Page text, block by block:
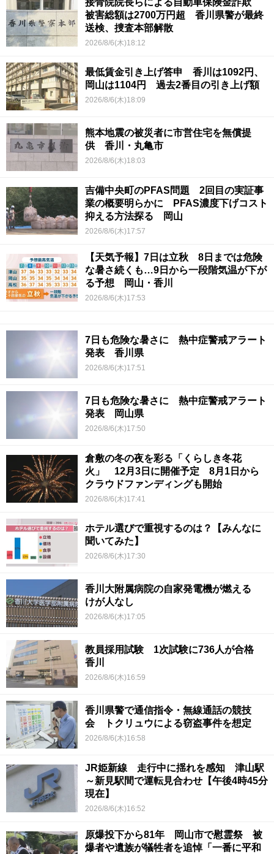
被害総額は2700万円超 香川県警が最終
送検、捜査本部解散
2026/8/6(木)18:12
最低賃金引き上げ答申 香川は1092円、
岡山は1104円 過去2番目の引き上げ額
2026/8/6(木)18:09
熊本地震の被災者に市営住宅を無償提
供 香川・丸亀市
2026/8/6(木)18:03
吉備中央町のPFAS問題 2回目の実証事
業の概要明らかに PFAS濃度下げコスト
抑える方法探る 岡山
2026/8/6(木)17:57
【天気予報】7日は立秋 8日までは危険
な暑さ続くも…9日から一段階気温が下が
る予想 岡山・香川
2026/8/6(木)17:53
7日も危険な暑さに 熱中症警戒アラート
発表 香川県
2026/8/6(木)17:51
7日も危険な暑さに 熱中症警戒アラート
発表 岡山県
2026/8/6(木)17:50
倉敷の冬の夜を彩る「くらしき冬花
火」 12月3日に開催予定 8月1日から
クラウドファンディングも開始
2026/8/6(木)17:41
ホテル選びで重視するのは？【みんなに
聞いてみた】
2026/8/6(木)17:30
香川大附属病院の自家発電機が燃える
けが人なし
2026/8/6(木)17:05
教員採用試験 1次試験に736人が合格
香川
2026/8/6(木)16:59
香川県警で通信指令・無線通話の競技
会 トクリュウによる窃盗事件を想定
2026/8/6(木)16:58
JR姫新線 走行中に揺れを感知 津山駅
～新見駅間で運転見合わせ【午後4時45分
現在】
2026/8/6(木)16:52
原爆投下から81年 岡山市で慰霊祭 被
爆者や遺族が犠牲者を追悼「一番に平和